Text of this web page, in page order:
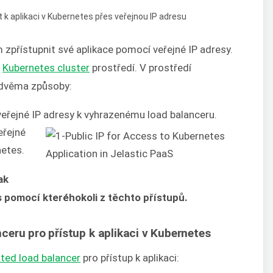
své aplikace pomocí veřejné IP adresy.
Kubernetes cluster prostředí. V prostředí
způsoby:
IP adresy k vyhrazenému load balanceru.
pomocí kteréhokoli z těchto přístupů.
pro přístup k aplikaci v Kubernetes
load balancer pro přístup k aplikaci: